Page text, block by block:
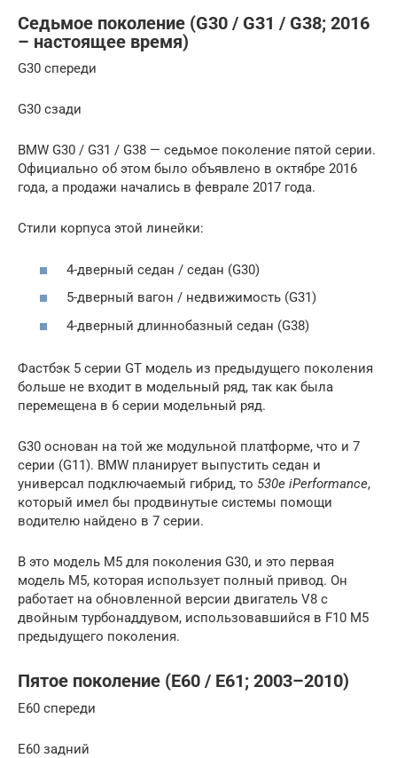
Седьмое поколение (G30 / G31 / G38; 2016
– настоящее время)
G30 спереди
G30 сзади
BMW G30 / G31 / G38 — седьмое поколение пятой серии.
Официально об этом было объявлено в октябре 2016
года, а продажи начались в феврале 2017 года.
Стили корпуса этой линейки:
4-дверный седан / седан (G30)
5-дверный вагон / недвижимость (G31)
4-дверный длиннобазный седан (G38)
Фастбэк 5 серии GT модель из предыдущего поколения
больше не входит в модельный ряд, так как была
перемещена в 6 серии модельный ряд.
G30 основан на той же модульной платформе, что и 7
серии (G11). BMW планирует выпустить седан и
универсал подключаемый гибрид, то 530e iPerformance,
который имел бы продвинутые системы помощи
водителю найдено в 7 серии.
В это модель M5 для поколения G30, и это первая
модель M5, которая использует полный привод. Он
работает на обновленной версии двигатель V8 с
двойным турбонаддувом, использовавшийся в F10 M5
предыдущего поколения.
Пятое поколение (E60 / E61; 2003–2010)
E60 спереди
E60 задний